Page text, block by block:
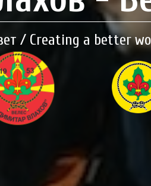
/ Creating a better